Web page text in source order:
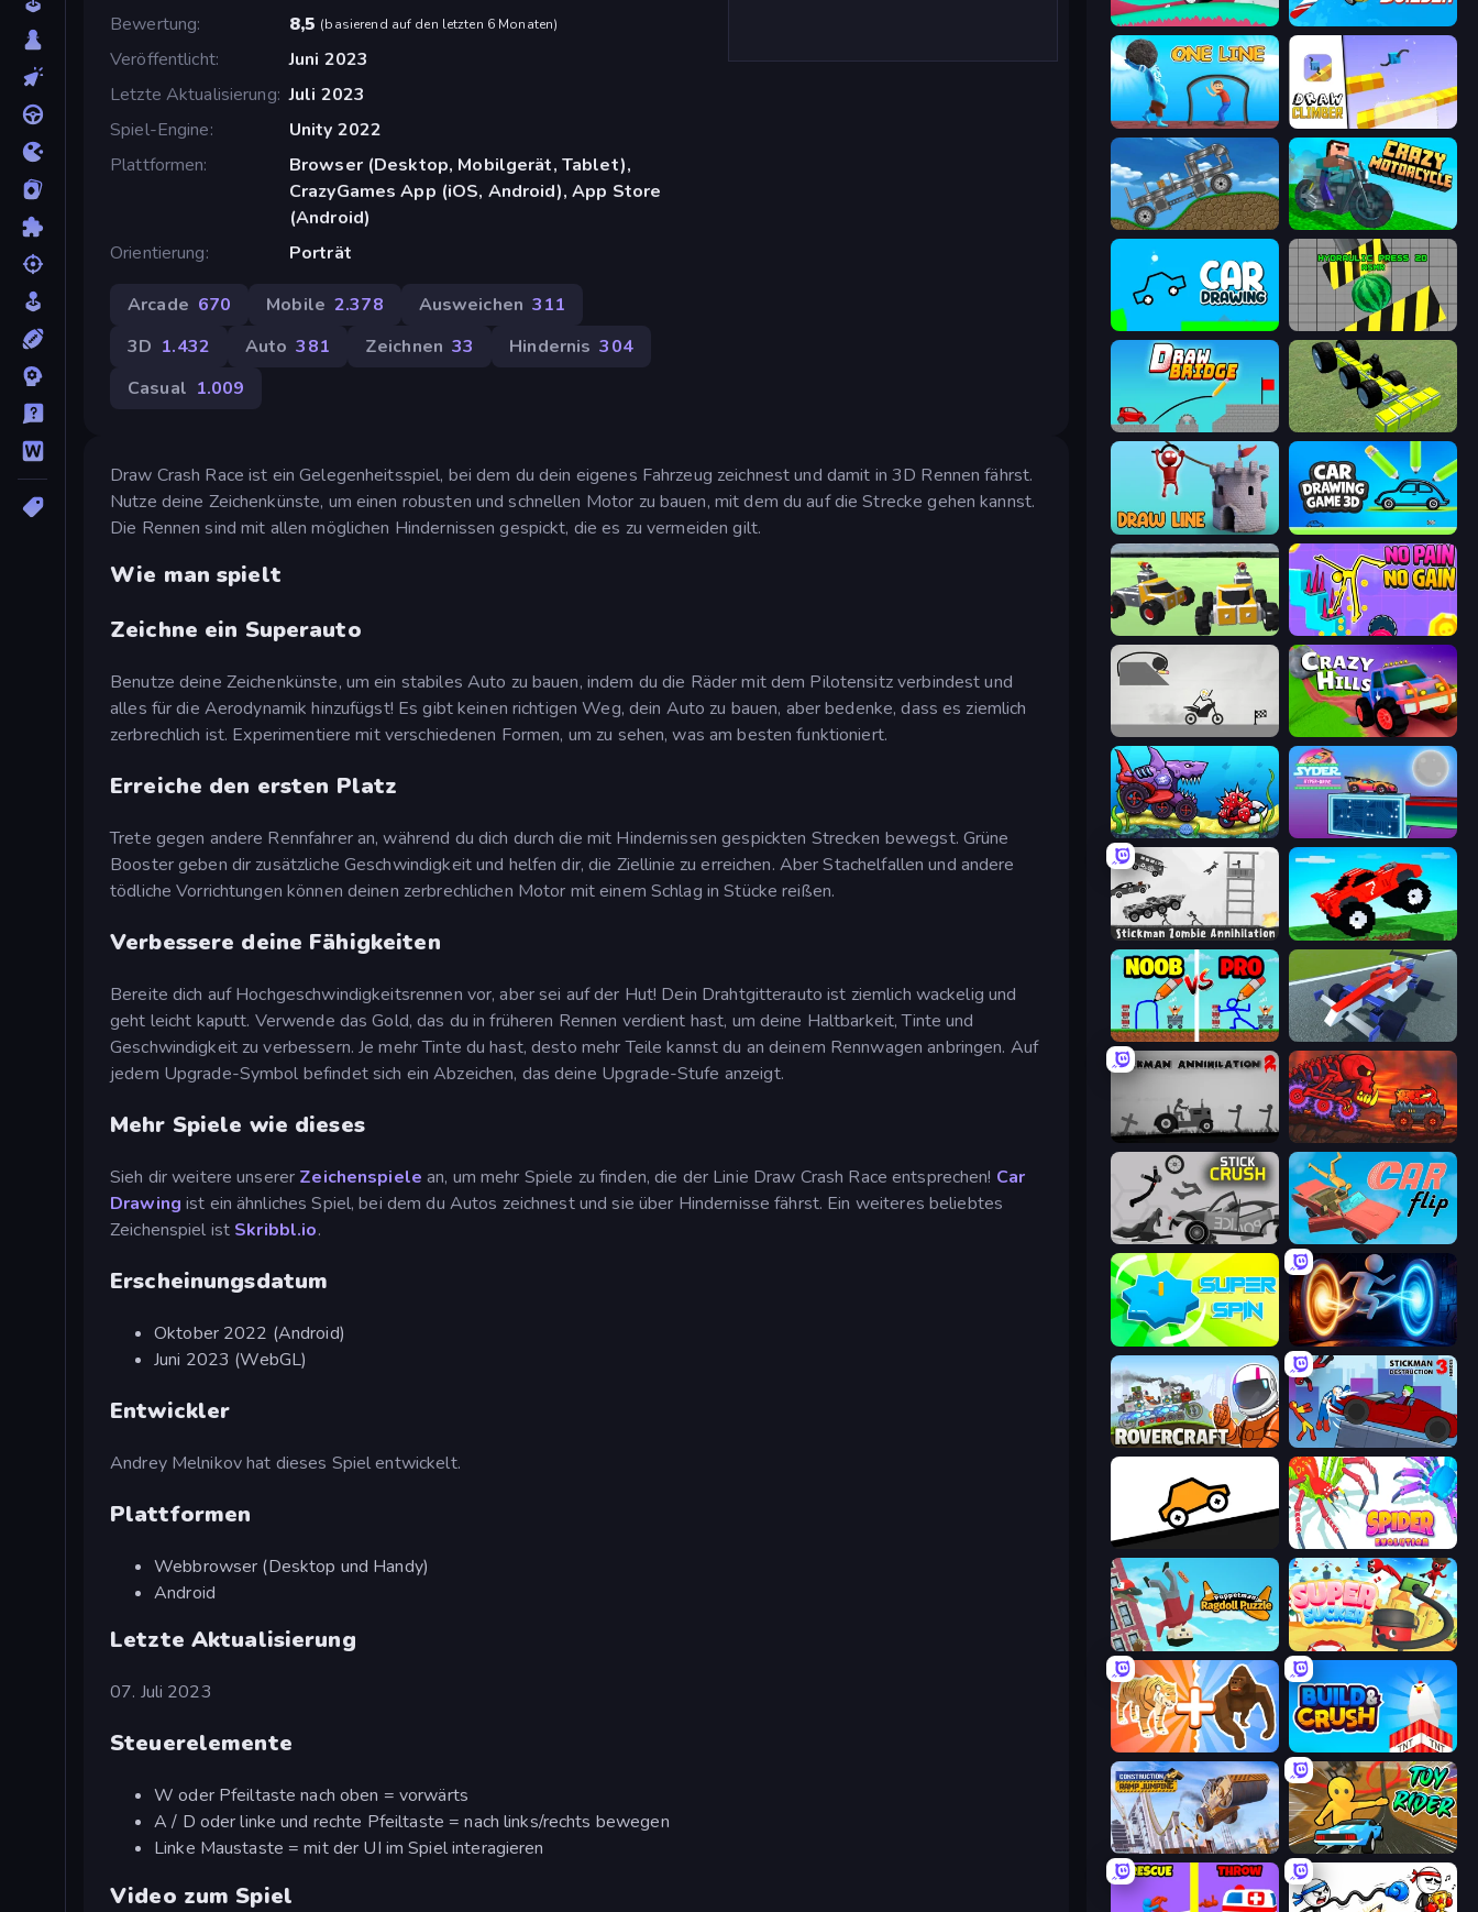
Bewertung
8,5 (basierend auf den letzten 6 Monaten)
Veröffentlicht
Juni 2023
Letzte Aktualisierung Juli 2023
Spiel-Engine
Unity 2022
Plattformen
Browser (Desktop, Mobilgerät, Tablet),
CrazyGames App (iOS, Android), App Store
(Android)
Orientierung
Porträt
Arcade 670 Mobile 2.378 Ausweichen 311
3D 1.432 Auto 381 Zeichnen 33 Hindernis 304
Casual 1.009
Draw Crash Race ist ein Gelegenheitsspiel, bei dem du dein eigenes Fahrzeug zeichnest und damit in 3D Rennen fährst.
Nutze deine Zeichenkünste, um einen robusten und schnellen Motor zu bauen, mit dem du auf die Strecke gehen kannst.
Die Rennen sind mit allen möglichen Hindernissen gespickt, die es zu vermeiden gilt.
Wie man spielt
Zeichne ein Superauto
Benutze deine Zeichenkünste, um ein stabiles Auto zu bauen, indem du die Räder mit dem Pilotensitz verbindest und
alles für die Aerodynamik hinzufügst! Es gibt keinen richtigen Weg, dein Auto zu bauen, aber bedenke, dass es ziemlich
zerbrechlich ist. Experimentiere mit verschiedenen Formen, um zu sehen, was am besten funktioniert.
Erreiche den ersten Platz
Trete gegen andere Rennfahrer an, während du dich durch die mit Hindernissen gespickten Strecken bewegst. Grüne
Booster geben dir zusätzliche Geschwindigkeit und helfen dir, die Ziellinie zu erreichen. Aber Stachelfallen und andere
tödliche Vorrichtungen können deinen zerbrechlichen Motor mit einem Schlag in Stücke reißen.
Verbessere deine Fähigkeiten
Bereite dich auf Hochgeschwindigkeitsrennen vor, aber sei auf der Hut! Dein Drahtgitterauto ist ziemlich wackelig und
geht leicht kaputt. Verwende das Gold, das du in früheren Rennen verdient hast, um deine Haltbarkeit, Tinte und
Geschwindigkeit zu verbessern. Je mehr Tinte du hast, desto mehr Teile kannst du an deinem Rennwagen anbringen. Auf
jedem Upgrade-Symbol befindet sich ein Abzeichen, das deine Upgrade-Stufe anzeigt.
Mehr Spiele wie dieses
Sieh dir weitere unserer Zeichenspiele an, um mehr Spiele zu finden, die der Linie Draw Crash Race entsprechen! Car
Drawing ist ein ähnliches Spiel, bei dem du Autos zeichnest und sie über Hindernisse fährst. Ein weiteres beliebtes
Zeichenspiel ist Skribbl.io.
Erscheinungsdatum
Oktober 2022 (Android)
Juni 2023 (WebGL)
Entwickler
Andrey Melnikov hat dieses Spiel entwickelt.
Plattformen
Webbrowser (Desktop und Handy)
Android
Letzte Aktualisierung
07. Juli 2023
Steuerelemente
W oder Pfeiltaste nach oben = vorwärts
A / D oder linke und rechte Pfeiltaste = nach links/rechts bewegen
Linke Maustaste = mit der UI im Spiel interagieren
Video zum Spiel
Merge & Construct Racing Builder
One Line Draw Climber
Move It! Crazy Motorcycle
Car Drawing Game Hydraulic Press 2D ASMR
Draw Bridge Genius Mechanic
Draw Line Car Drawing Game 3D
Block Tech: Epic Sandbox No Pain No Gain - Ragdoll Sandbox
Crazy Hills
Car Eats Car: Underwater Adventure Syder Hyper Drive
Stickman Zombie Annihilation Funny Mad Racing
DOP Noob: Draw to Save Genius Car 2
Stickman Annihilation 2 Car Eats Car: Volcanic Adventure
Stick Crush Car Flip!
Super Spin Portal Escape
Rovercraft Stickman Destruction 3 Heroes
Bouncy Motors Spider Evolution: Runner Game
Puppetman: Ragdoll Puzzle Super Sucker 3D
Animal DNA Run Build and Crush
Construction Ramp Jumping Toy Rider